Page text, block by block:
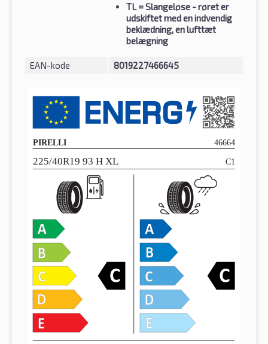
TL= Slangeløse - røret er
udskiftet med en indvendig
beklædning, en lufttæt
belægning
EAN-kode 8019227466645